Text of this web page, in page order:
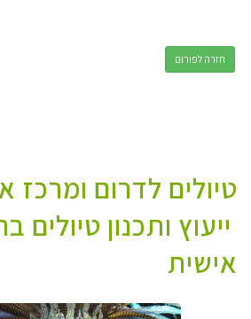
חזרה לפורום
טיולים לדרום ומרכז
ייעוץ ותכנון
אישית